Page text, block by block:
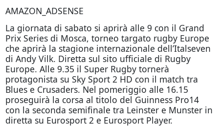
AMAZON_ADSENSE
La giornata di sabato si aprirà alle 9 con il Grand
Prix Series di Mosca, torneo targato rugby Europe
che aprirà la stagione internazionale dell’Italseven
di Andy Vilk. Diretta sul sito ufficiale di Rugby
Europe. Alle 9.35 il Super Rugby tornerà
protagonista su Sky Sport 2 HD con il match tra
Blues e Crusaders. Nel pomeriggio alle 16.15
proseguirà la corsa al titolo del Guinness Pro14
con la seconda semifinale tra Leinster e Munster in
diretta su Eurosport 2 e Eurosport Player.